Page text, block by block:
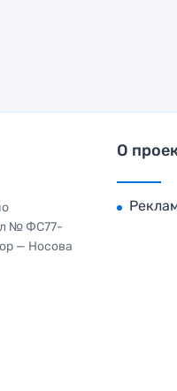
№ ФС77-
— Носова
О